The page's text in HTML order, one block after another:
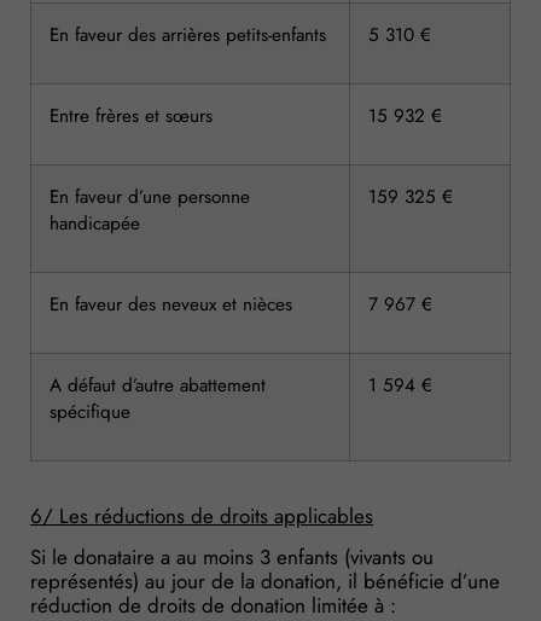
En faveur des arrières petits-enfants 5 310 €
Entre frères et sœurs 15 932 €
En faveur d’une personne
handicapée
159 325 €
En faveur des neveux et nièces 7 967 €
A défaut d’autre abattement
spécifique
1 594 €
6/ Les réductions de droits applicables
Si le donataire a au moins 3 enfants (vivants ou
représentés) au jour de la donation, il bénéficie d’une
réduction de droits de donation limitée à :